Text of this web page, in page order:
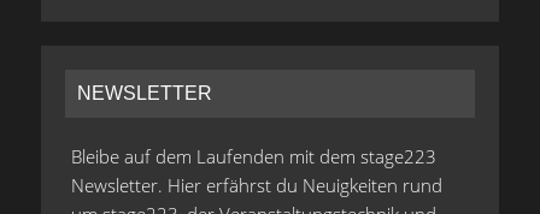
NEWSLETTER
Bleibe auf dem Laufenden mit dem stage223
Newsletter. Hier erfährst du Neuigkeiten rund